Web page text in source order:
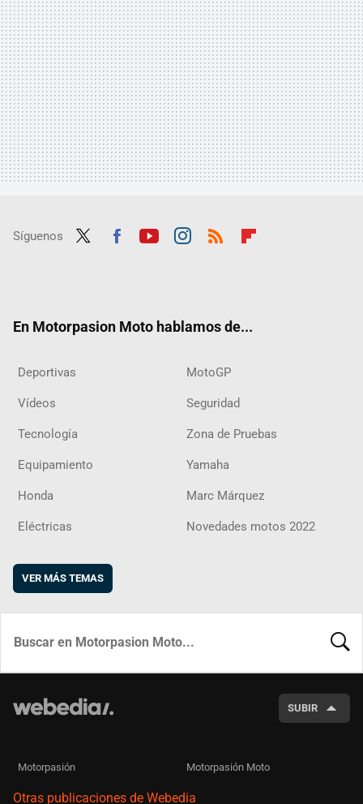
Síguenos
En Motorpasion Moto hablamos de...
Deportivas MotoGP
Vídeos Seguridad
Tecnología Zona de Pruebas
Equipamiento Yamaha
Honda Marc Márquez
Eléctricas Novedades motos 2022
VER MÁS TEMAS
SUBIR
Motorpasión Motorpasión Moto
Otras publicaciones de Webedia